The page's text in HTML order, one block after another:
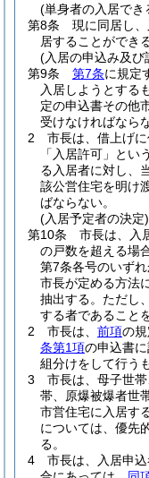
(単身者の入居でき
第8条
現に同居し
居することができ
(入居の申込み及び
第9条
第7条に規定
入居しようとする
定の申込書その他
受けなければなら
2
市長は、借上げ
「入居許可」とい
る入居者に対し、
該公営住宅を明け
ばならない。
(入居予定者の決定)
第10条
市長は、入
の戸数を超える場
第7条各号のいず
市長が定める方法
抽出する。 ただし
する者であること
2
市長は、 前項の
条第1項の申込書
組分けをして行う
3
市長は、母子世
帯、原爆被爆者世
市営住宅に入居す
については、優先
る。
4
市長は、入居申